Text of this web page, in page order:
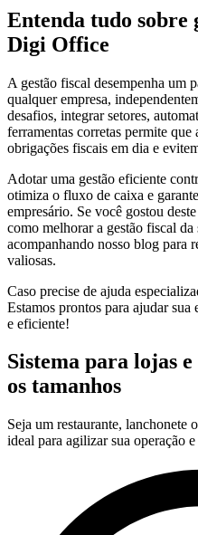
Entenda tudo sobre
Digi Office
A gestão fiscal desempenha um
qualquer empresa,
desafios, integrar setores,
ferramentas corretas permite que
obrigações fiscais em dia e
Adotar uma gestão eficiente
otimiza o fluxo de caixa e
empresário. Se você gostou
como melhorar a gestão fiscal da
acompanhando nosso blog para
valiosas.
Caso precise de ajuda
Estamos prontos para ajudar sua
e eficiente!
Sistema para lojas
os tamanhos
Seja um restaurante, lanchonete
ideal para agilizar sua operação